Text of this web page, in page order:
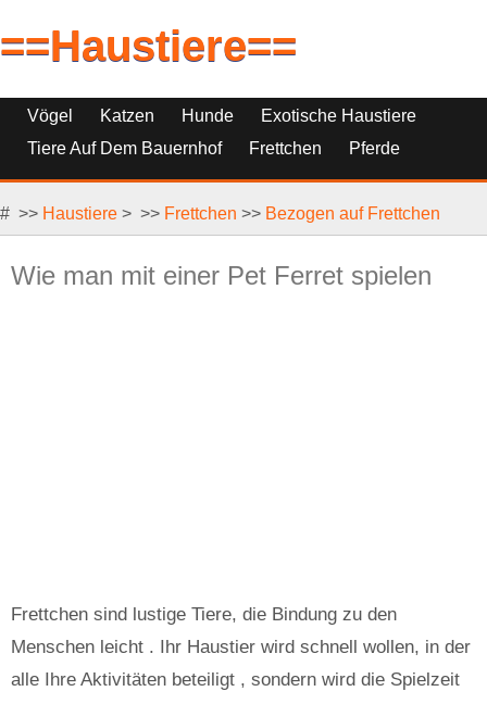
==Haustiere==
Vögel Katzen Hunde
Exotische Haustiere
Tiere Auf Dem Bauernhof
Frettchen
Pferde
Haustierfische
Haustierersatz
Reptilien, Nagetiere Und Kleintiere
# >> Haustiere > >> Frettchen >> Bezogen auf Frettchen
Wie man mit einer Pet Ferret spielen
Frettchen sind lustige Tiere, die Bindung zu den
Menschen leicht . Ihr Haustier wird schnell wollen, in der
alle Ihre Aktivitäten beteiligt , sondern wird die Spielzeit